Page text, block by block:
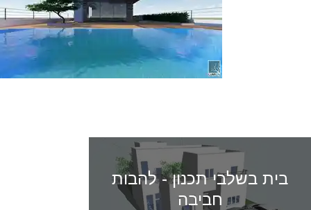
בית בשלבי תכנון - להבות
חביבה